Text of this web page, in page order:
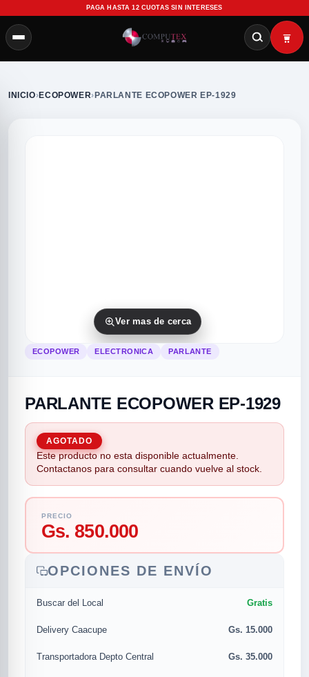
PAGA HASTA 12 CUOTAS SIN INTERESES
categorias
MUSICAL
INICIO›ECOPOWER› PARLANTE ECOPOWER EP-1929
Ver mas de cerca
ECOPOWER ELECTRONICA PARLANTE
PARLANTE ECOPOWER EP-1929
AGOTADO
Este producto no esta disponible actualmente.
Contactanos para consultar cuando vuelve al stock.
PRECIO
Gs. 850.000
OPCIONES DE ENVÍO
Buscar del Local Gratis
Delivery Caacupe Gs. 15.000
Transportadora Depto Central Gs. 35.000